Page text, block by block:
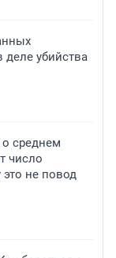
убийства
о среднем
число
не повод